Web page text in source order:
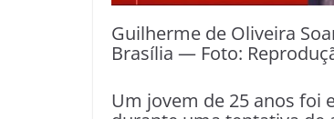
Guilherme de Oliveira
Brasília — Foto:
Um jovem de 25 anos foi